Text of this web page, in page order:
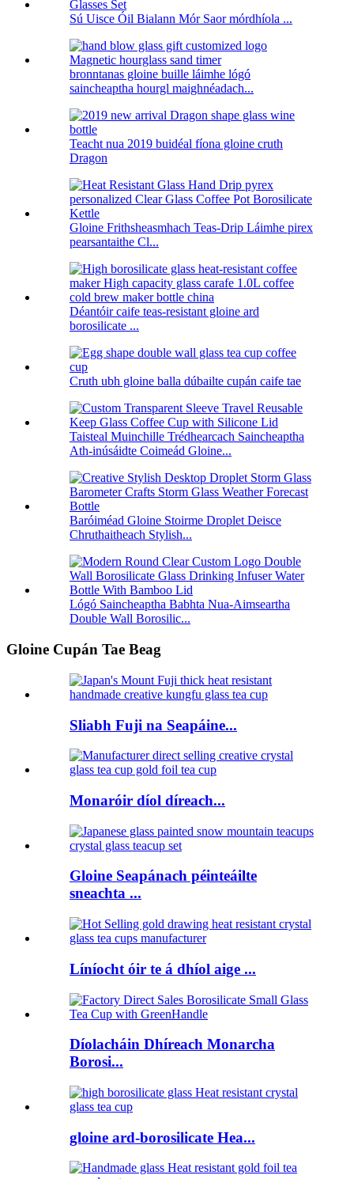
Sú Uisce Óil Bialann Mór Saor mórdhíola ...
bronntanas gloine buille láimhe lógó
saincheaptha hourgl maighnéadach...
Teacht nua 2019 buidéal fíona gloine cruth
Dragon
Gloine Frithsheasmhach Teas-Drip Láimhe pirex
pearsantaithe Cl...
Déantóir caife teas-resistant gloine ard
borosilicate ...
Cruth ubh gloine balla dúbailte cupán caife tae
Taisteal Muinchille Trédhearcach Saincheaptha
Ath-inúsáidte Coimeád Gloine...
Baróiméad Gloine Stoirme Droplet Deisce
Chruthaitheach Stylish...
Lógó Saincheaptha Babhta Nua-Aimseartha
Double Wall Borosilic...
Gloine Cupán Tae Beag
Sliabh Fuji na Seapáine...
Monaróir díol díreach...
Gloine Seapánach péinteáilte
sneachta ...
Líníocht óir te á dhíol aige ...
Díolacháin Dhíreach Monarcha
Borosi...
gloine ard-borosilicate Hea...